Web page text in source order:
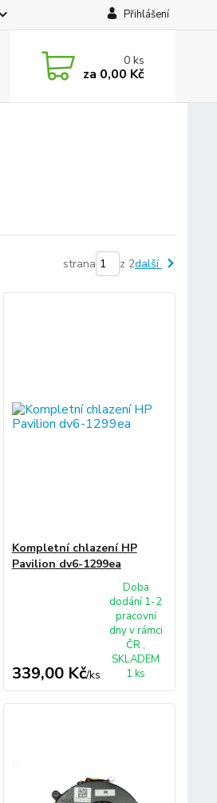
Přihlášení
0ks
za 0,00 Kč
strana z 2další
Kompletní chlazení HP
Pavilion dv6-1299ea
339,00 Kč/ks
Doba
dodání 1-2
pracovní
dny v rámci
ČR ,
SKLADEM
1 ks